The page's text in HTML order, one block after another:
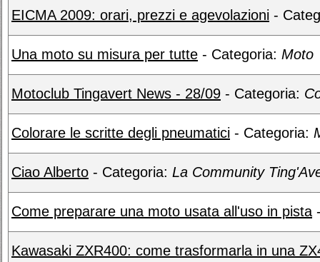
EICMA 2009: orari, prezzi e agevolazioni -
Una moto su misura per tutte - Categoria: Moto
Motoclub Tingavert News - 28/09 - Categoria:
Colorare le scritte degli pneumatici - Categoria:
Ciao Alberto - Categoria: La Community
Come preparare una moto usata all'uso in pista
Kawasaki ZXR400: come trasformarla in una